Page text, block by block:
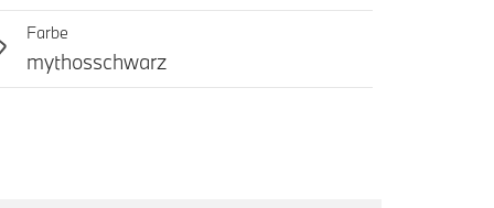
Farbe
mythosschwarz